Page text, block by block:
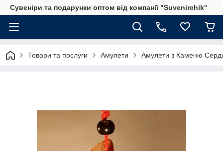
Сувеніри та подарунки оптом від компанії "Suvenirchik"
Товари та послуги Амулети Амулети з Каменю